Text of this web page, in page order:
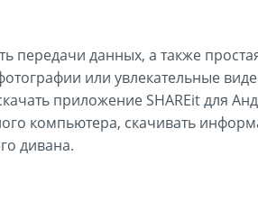
передачи данных, а также
или увлекательные
приложение SHAREit для
компьютера, скачивать
дивана.